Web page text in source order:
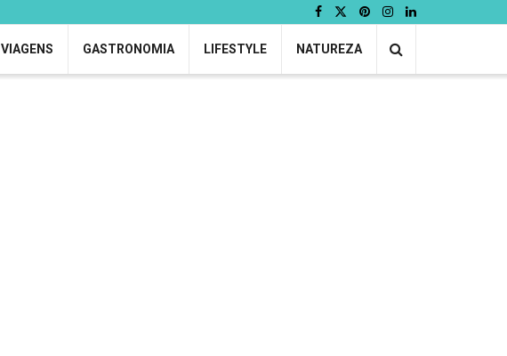
VIAGENS GASTRONOMIA LIFESTYLE NATUREZA